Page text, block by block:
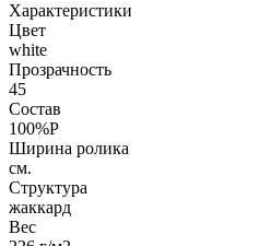
Характеристики
Цвет
white
Прозрачность
45
Состав
100%P
Ширина ролика
см.
Структура
жаккард
Вес